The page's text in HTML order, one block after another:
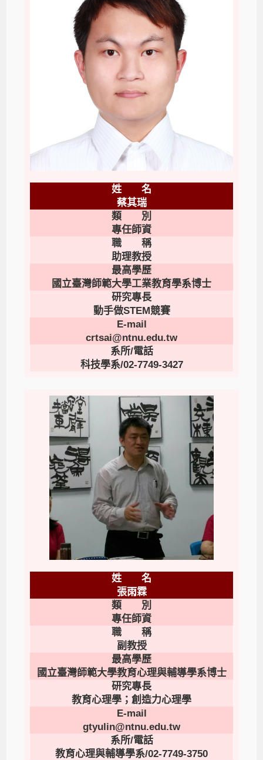
姓 名
蔡其瑞
類 別
專任師資
職 稱
助理教授
最高學歷
國立臺灣師範大學工業教育學系博士
研究專長
動手做STEM競賽
E-mail
crtsai@ntnu.edu.tw
系所/電話
科技學系/02-7749-3427
姓 名
張雨霖
類 別
專任師資
職 稱
副教授
最高學歷
國立臺灣師範大學教育心理與輔導學系博士
研究專長
教育心理學；創造力心理學
E-mail
gtyulin@ntnu.edu.tw
系所/電話
教育心理與輔導學系/02-7749-3750